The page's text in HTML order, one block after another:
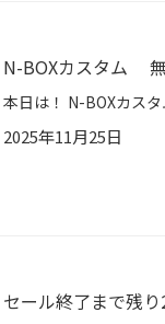
N-BOXカスタム
2025年11月25日
セール終了まで残り